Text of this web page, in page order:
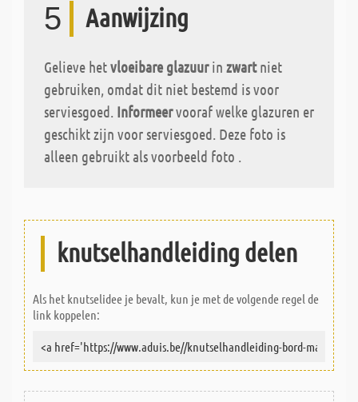
5 Aanwijzing
Gelieve hetvloeibare glazuurin zwartniet
gebruiken, omdat dit niet bestemd is voor
serviesgoed. Informeervooraf welke glazuren er
geschikt zijn voor serviesgoed. Deze foto is
alleen gebruikt als voorbeeld foto .
knutselhandleiding delen
Als het knutselidee je bevalt, kun je met de volgende regel de
link koppelen: